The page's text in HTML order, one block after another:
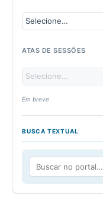
ATAS DE SESSÕES
Em breve
BUSCA TEXTUAL